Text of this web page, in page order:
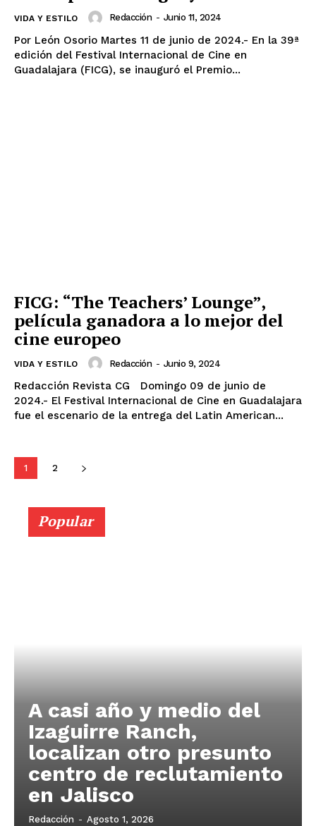
VIDA Y ESTILO Redacción - Junio 11, 2024
Por León Osorio Martes 11 de junio de 2024.- En la 39ª
edición del Festival Internacional de Cine en
Guadalajara (FICG), se inauguró el Premio...
FICG: “The Teachers’ Lounge”,
película ganadora a lo mejor del
cine europeo
VIDA Y ESTILO Redacción - Junio 9, 2024
Redacción Revista CG Domingo 09 de junio de
2024.- El Festival Internacional de Cine en Guadalajara
fue el escenario de la entrega del Latin American...
1 2
Popular
A casi año y medio del
Izaguirre Ranch,
localizan otro presunto
centro de reclutamiento
en Jalisco
Redacción - Agosto 1, 2026